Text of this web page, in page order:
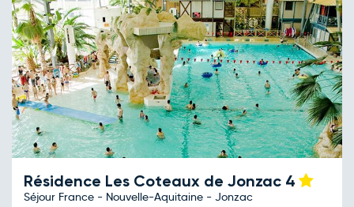
Résidence Les Coteaux de Jonzac 4
Séjour France - Nouvelle-Aquitaine - Jonzac